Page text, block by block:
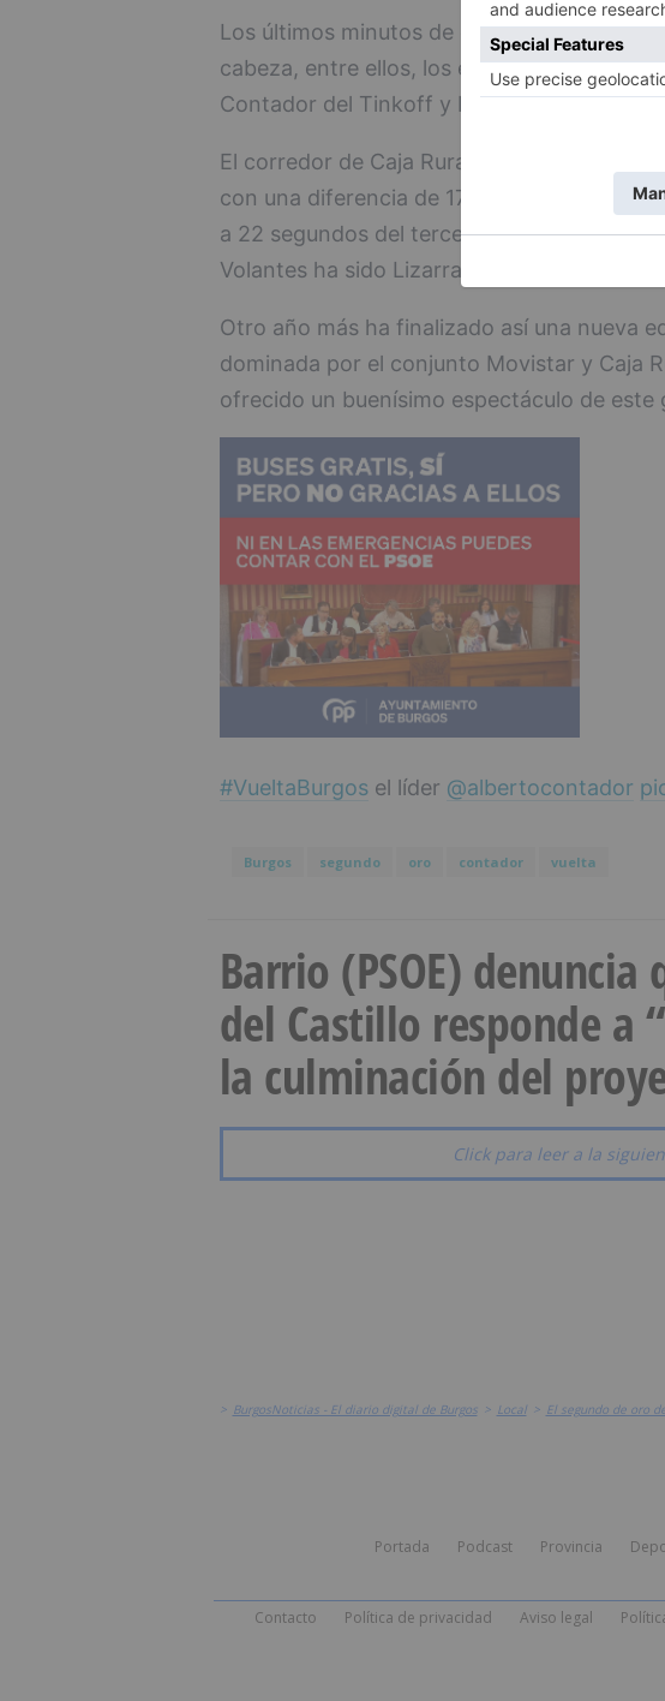
Los últimos minutos de carrera se han
cabeza, entre ellos, los españoles,
Contador del Tinkoff y Pardilla del Caja
El corredor de Caja Rural, Sergio Pardilla
con una diferencia de 17 segundos de
a 22 segundos del tercero, Hermans del
Volantes ha sido Lizarralde del Euskadi.
Otro año más ha finalizado así una nueva
dominada por el conjunto Movistar y Caja
ofrecido un buenísimo espectáculo de este
#VueltaBurgosel líder @albertocontador
Burgos segundo oro contador vuelta
Barrio (PSOE)
del Castillo responde a
la culminación del
Click para leer a la
> BurgosNoticias - El diario digital de Burgos > Local > El segundo de oro
Portada Podcast Provincia
Contacto Política de privacidad Aviso legal